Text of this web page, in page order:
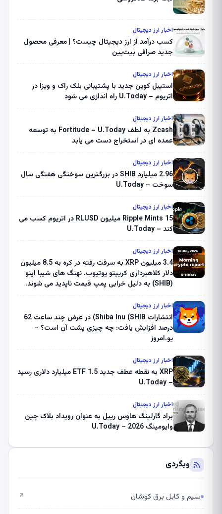
اخبار ارز دیجیتال
کسب درآمد از ارز دیجیتال چیست؟ | معرفی محصول
جدید صرافی بیت‌پین
اخبار ارز دیجیتال
استیبل کوین جدید با پشتیبانی بلک راک و ویزا در
اتریوم – U.Today راه اندازی می شود
اخبار ارز دیجیتال
Zcash به لطف Fortitude – U.Today به توسعه
عمده ای در استخراج دست می یابد
اخبار ارز دیجیتال
2.96 میلیارد SHIB در بزرگترین سوختگی هفتگی سال
سوخت – U.Today
اخبار ارز دیجیتال
Ripple Mints 15 میلیون RLUSD در اتریوم کسب می
کند – U.Today
اخبار ارز دیجیتال
3.4 میلیون XRP به سرقت رفته در کره به 8.5 میلیون
دلار کلاهبرداری کریپتو یوتیوب. نهنگ های شیبا اینو
(SHIB) به دلیل خرابی پمپ قیمت ناپدید می شوند.
ثبت کرد – گزارش کریپتو صبح – U.Today
اخبار ارز دیجیتال
انتشارات Shiba Inu (SHIB) در عرض چند ساعت 62
درصد افزایش یافت: چه چیزی پشت آن است؟ –
یو.امروز
اخبار ارز دیجیتال
XRP به نقطه عطف جدید ETF 1.5 میلیارد دلاری رسید
– U.Today
اخبار ارز دیجیتال
براد گارلینگ هاوس ریپل به عنوان رویداد بلاک چین
وایومینگ 2026 – U.Today
وبگردی
سیم و کابل برق کوشان ↗